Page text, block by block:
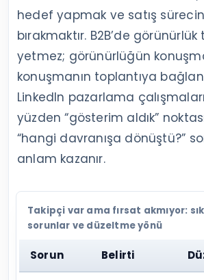
hedef yapmak ve satış
bırakmaktır. B2B’de görünürlük
yetmez; görünürlüğün
konuşmanın toplantıya
LinkedIn pazarlama
yüzden “gösterim aldık”
“hangi davranışa dönüştü?”
anlam kazanır.
Takipçi var ama fırsat akmıyor:
sorunlar ve düzeltme yönü
Sorun Belirti